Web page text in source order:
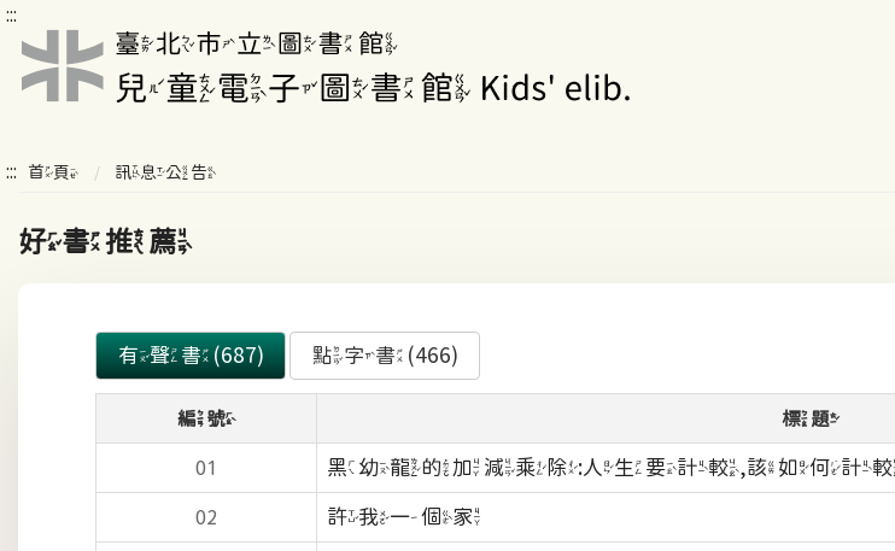
:::
::: 首頁 訊息公告
好書推薦
有聲書(687) 點字書(466)
編號 標題
01 黑幼龍的加減乘除:人生要計較,該如何計
02 許我一個家